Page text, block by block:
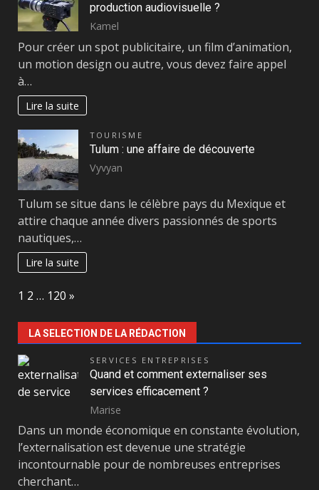
production audiovisuelle ?
Kamel
Pour créer un spot publicitaire, un film d’animation,
un motion design ou autre, vous devez faire appel
à…
Lire la suite
TOURISME
Tulum : une affaire de découverte
Vyvyan
Tulum se situe dans le célèbre pays du Mexique et
attire chaque année divers passionnés de sports
nautiques,…
Lire la suite
Page:
1 2 … 120 Next
»
LA SELECTION DE LA RÉDACTION
SERVICES ENTREPRISES
Quand et comment externaliser ses
services efficacement ?
Marise
Dans un monde économique en constante évolution,
l’externalisation est devenue une stratégie
incontournable pour de nombreuses entreprises
cherchant…